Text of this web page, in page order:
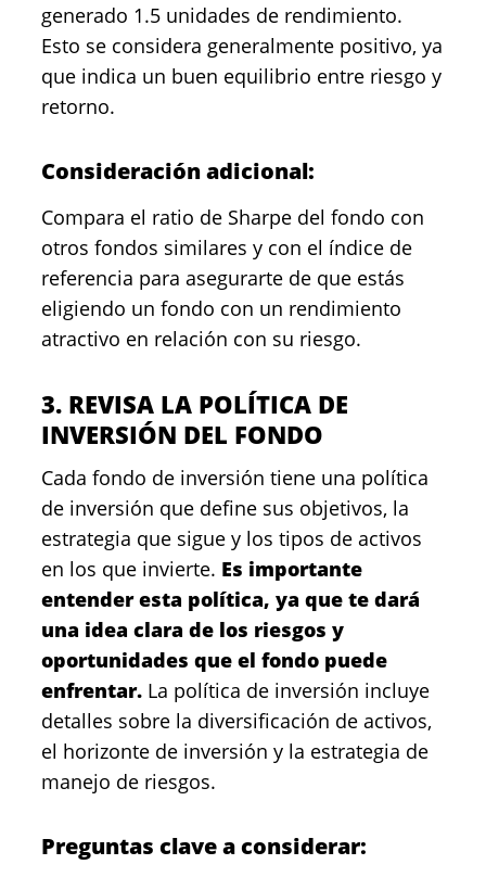
generado 1.5 unidades de rendimiento.
Esto se considera generalmente positivo, ya
que indica un buen equilibrio entre riesgo y
retorno.
Consideración adicional:
Compara el ratio de Sharpe del fondo con
otros fondos similares y con el índice de
referencia para asegurarte de que estás
eligiendo un fondo con un rendimiento
atractivo en relación con su riesgo.
3. REVISA LA POLÍTICA DE
INVERSIÓN DEL FONDO
Cada fondo de inversión tiene una política
de inversión que define sus objetivos, la
estrategia que sigue y los tipos de activos
en los que invierte. Es importante
entender esta política, ya que te dará
una idea clara de los riesgos y
oportunidades que el fondo puede
enfrentar. La política de inversión incluye
detalles sobre la diversificación de activos,
el horizonte de inversión y la estrategia de
manejo de riesgos.
Preguntas clave a considerar: